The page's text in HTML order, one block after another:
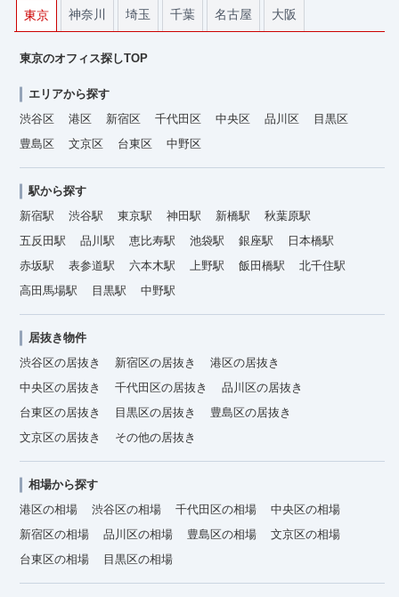
東京 神奈川 埼玉 千葉 名古屋 大阪
東京のオフィス探しTOP
エリアから探す
渋谷区
港区 新宿区 千代田区 中央区 品川区
目黒区
豊島区
文京区 台東区 中野区
駅から探す
新宿駅
渋谷駅 東京駅 神田駅 新橋駅
秋葉原駅
五反田駅
品川駅 恵比寿駅 池袋駅 銀座駅
日本橋駅
赤坂駅
表参道駅 六本木駅 上野駅 飯田橋駅
北千住駅
高田馬場駅
目黒駅 中野駅
居抜き物件
渋谷区の居抜き
新宿区の居抜き
港区の居抜き
中央区の居抜き
千代田区の居抜き
品川区の居抜き
台東区の居抜き
目黒区の居抜き
豊島区の居抜き
文京区の居抜き
その他の居抜き
相場から探す
港区の相場
渋谷区の相場 千代田区の相場
中央区の相場
新宿区の相場
品川区の相場 豊島区の相場
文京区の相場
台東区の相場
目黒区の相場